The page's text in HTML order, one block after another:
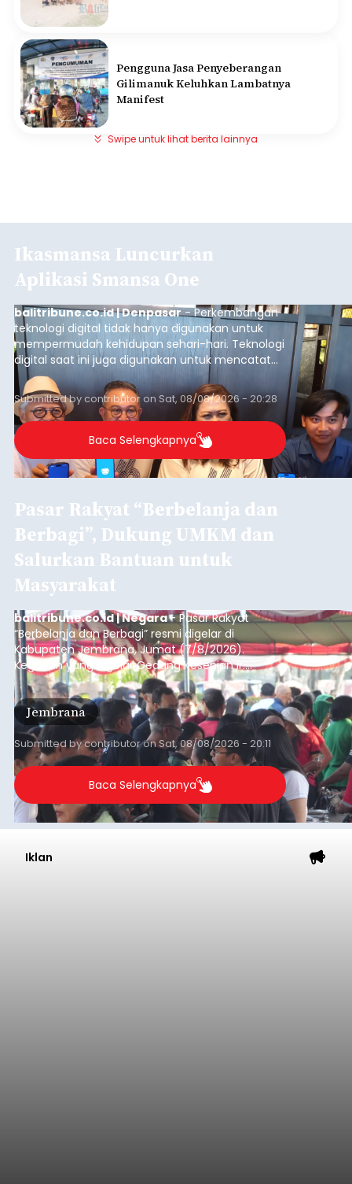
Pengguna Jasa Penyeberangan
Gilimanuk Keluhkan Lambatnya
Manifest
Swipe untuk lihat berita lainnya
Ikasmansa Luncurkan
Aplikasi Smansa One
balitribune.co.id | Denpasar- Perkembangan
teknologi digital tidak hanya digunakan untuk
mempermudah kehidupan sehari-hari. Teknologi
digital saat ini juga digunakan untuk mencatat
dan mengelola data base alumni dari suatu
sekolah, salah satunya adalah alumni SMA 1
Denpasar.
Submitted bycontributoronSat, 08/08/2026 - 20:28
Baca Selengkapnya
Pasar Rakyat “Berbelanja dan
Berbagi”, Dukung UMKM dan
Salurkan Bantuan untuk
Masyarakat
balitribune.co.id | Negara- Pasar Rakyat
“Berbelanja dan Berbagi” resmi digelar di
Kabupaten Jembrana, Jumat (7/8/2026).
Kegiatan yang digelar Gedung Kesenian Ir.
Soekarno ini memadukan pemberdayaan
ekonomi masyarakat dengan aksi sosial tersebut
mendapat antusiasme tinggi dan mencatat nilai
transaksi mencapai Rp672.733.200.
Jembrana
Submitted bycontributoronSat, 08/08/2026 - 20:11
Baca Selengkapnya
Iklan